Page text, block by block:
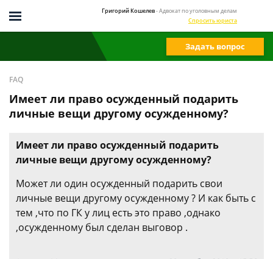
Григорий Кошелев- Адвокат по уголовным делам
Спросить юриста
Задать вопрос
FAQ
Имеет ли право осужденный подарить
личные вещи другому осужденному?
Имеет ли право осужденный подарить
личные вещи другому осужденному?
Может ли один осужденный подарить свои
личные вещи другому осужденному ? И как быть с
тем ,что по ГК у лиц есть это право ,однако
,осужденному был сделан выговор .